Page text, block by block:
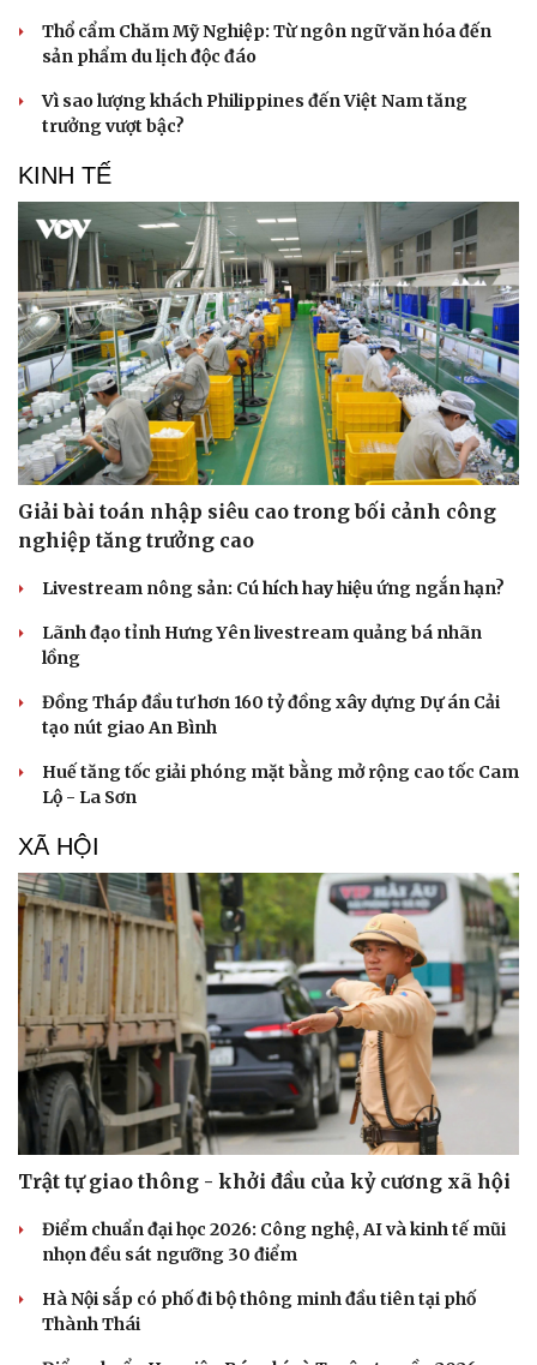
Văn hóa
Văn học
Âm nhạc
Giải trí
Thời trang
Thổ cẩm Chăm Mỹ Nghiệp: Từ ngôn ngữ văn hóa đến
sản phẩm du lịch độc đáo
Vì sao lượng khách Philippines đến Việt Nam tăng
trưởng vượt bậc?
KINH TẾ
Giải bài toán nhập siêu cao trong bối cảnh công
nghiệp tăng trưởng cao
Livestream nông sản: Cú hích hay hiệu ứng ngắn hạn?
Lãnh đạo tỉnh Hưng Yên livestream quảng bá nhãn
lồng
Đồng Tháp đầu tư hơn 160 tỷ đồng xây dựng Dự án Cải
tạo nút giao An Bình
Huế tăng tốc giải phóng mặt bằng mở rộng cao tốc Cam
Lộ - La Sơn
XÃ HỘI
Trật tự giao thông - khởi đầu của kỷ cương xã hội
Điểm chuẩn đại học 2026: Công nghệ, AI và kinh tế mũi
nhọn đều sát ngưỡng 30 điểm
Hà Nội sắp có phố đi bộ thông minh đầu tiên tại phố
Thành Thái